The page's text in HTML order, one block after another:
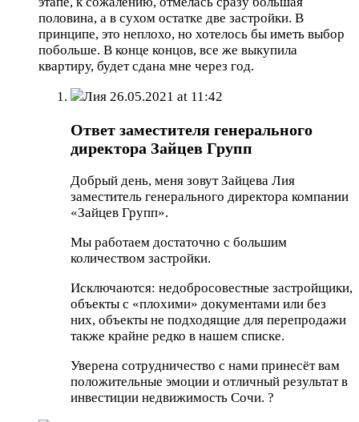
половина, а в сухом остатке две застройки. В
принципе, это неплохо, но хотелось бы иметь выбор
побольше. В конце концов, все же выкупила
квартиру, будет сдана мне через год.
Лия 26.05.2021 at 11:42
Ответ заместителя генерального
директора Зайцев Групп
Добрый день, меня зовут Зайцева Лия
заместитель генерального директора компании
«Зайцев Групп».
Мы работаем достаточно с большим
количеством застройки.
Исключаются: недобросовестные застройщики,
объекты с «плохими» документами или без
них, объекты не подходящие для перепродажи
также крайне редко в нашем списке.
Уверена сотрудничество с нами принесёт вам
положительные эмоции и отличный результат в
инвестиции недвижимость Сочи. ?